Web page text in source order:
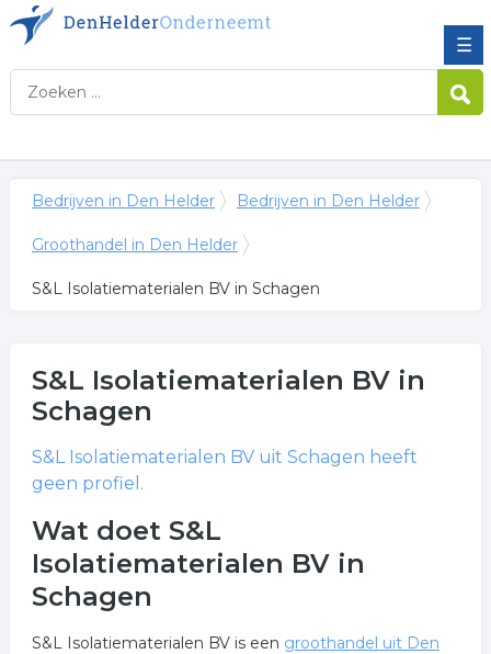
☰
Bedrijven in Den Helder Bedrijven in Den Helder
Groothandel in Den Helder
S&L Isolatiematerialen BV in Schagen
S&L Isolatiematerialen BVin
Schagen
S&L Isolatiematerialen BVuit Schagen heeft
geen profiel.
Wat doet S&L
Isolatiematerialen BV in
Schagen
S&L Isolatiematerialen BV is een groothandel uit Den